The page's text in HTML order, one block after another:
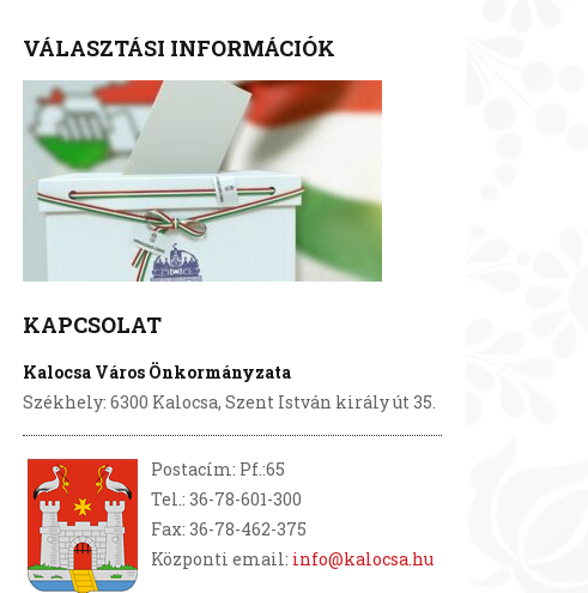
VÁLASZTÁSI INFORMÁCIÓK
KAPCSOLAT
Kalocsa Város Önkormányzata
Székhely: 6300 Kalocsa, Szent István király út 35.
Postacím: Pf.:65
Tel.: 36-78-601-300
Fax: 36-78-462-375
Központi email: info@kalocsa.hu